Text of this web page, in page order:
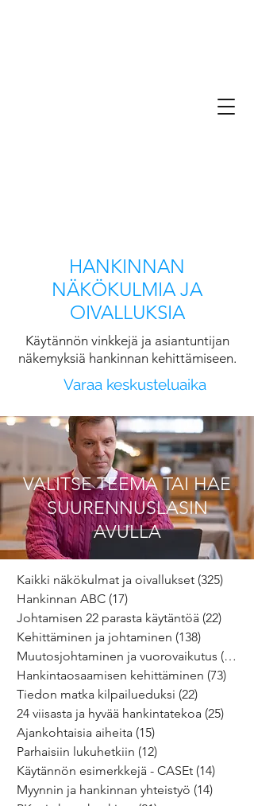
HANKINNAN
NÄKÖKULMIA JA
OIVALLUKSIA
Käytännön vinkkejä ja asiantuntijan
näkemyksiä hankinnan kehittämiseen.
Varaa keskusteluaika
VALITSE TEEMA TAI HAE
SUURENNUSLASIN
AVULLA
Kaikki näkökulmat ja oivallukset (325)
Hankinnan ABC (17)
Johtamisen 22 parasta käytäntöä (22)
Kehittäminen ja johtaminen (138)
Muutosjohtaminen ja vuorovaikutus (64)
Hankintaosaamisen kehittäminen (73)
Tiedon matka kilpailueduksi (22)
24 viisasta ja hyvää hankintatekoa (25)
Ajankohtaisia aiheita (15)
Parhaisiin lukuhetkiin (12)
Käytännön esimerkkejä - CASEt (14)
Myynnin ja hankinnan yhteistyö (14)